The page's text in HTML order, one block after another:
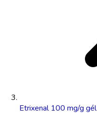
Etrixenal 100 mg/g gél